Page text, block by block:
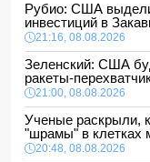
Рубио: США
инвестиций в
21:16, 08.08.2026
Зеленский: США
ракеты-
21:00, 08.08.2026
Ученые раскрыли,
"шрамы" в клетках
20:48, 08.08.2026